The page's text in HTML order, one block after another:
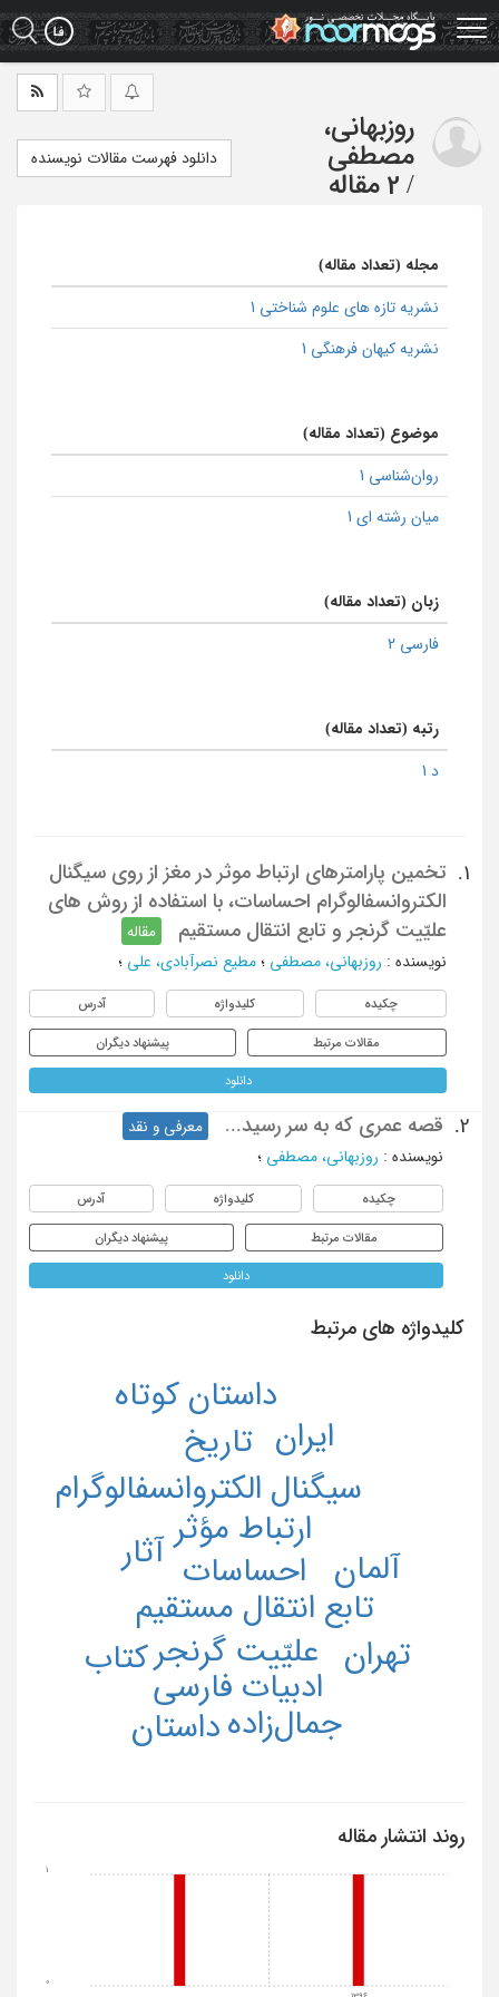
Skip
to
main
روزبهانی،
مصطفی
/ 2 مقاله
دانلود فهرست مقالات نویسنده
مجله (تعداد مقاله)
نشریه تازه های علوم شناختی 1
نشریه کیهان فرهنگی 1
موضوع (تعداد مقاله)
روان‌شناسی 1
میان رشته ای 1
زبان (تعداد مقاله)
فارسی 2
رتبه (تعداد مقاله)
د 1
1.
تخمین پارامترهای ارتباط موثر در مغز از روی سیگنال
الکتروانسفالوگرام احساسات، با استفاده از روش های
علیّیت گرنجر و تابع انتقال مستقیم
مقاله
نویسنده : روزبهانی، مصطفی ؛ مطیع نصرآبادی، علی ؛
چکیده کلیدواژه آدرس
مقالات مرتبط پیشنهاد دیگران
دانلود
2. قصه عمری که به سر رسید...
معرفی و نقد
نویسنده : روزبهانی، مصطفی ؛
چکیده کلیدواژه آدرس
مقالات مرتبط پیشنهاد دیگران
دانلود
کلیدواژه های مرتبط
احساسات
ارتباط مؤثر
تابع انتقال مستقیم
سیگنال الکتروانسفالوگرام
علیّیت گرنجر
آثار آلمان
ادبیات فارسی
ایران تاریخ
تهران
جمال‌زاده داستان
داستان کوتاه
کتاب
روند انتشار مقاله
0
1